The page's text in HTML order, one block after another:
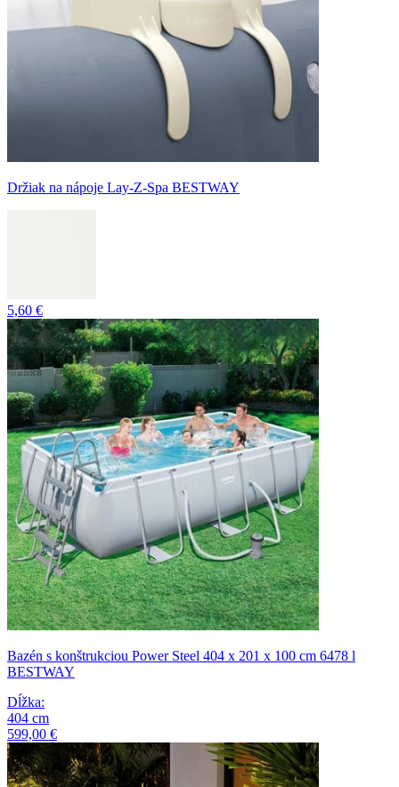
Držiak na nápoje Lay-Z-Spa BESTWAY
5,60 €
Bazén s konštrukciou Power Steel 404 x 201 x 100 cm 6478 l
BESTWAY
Dĺžka:
404 cm
599,00 €